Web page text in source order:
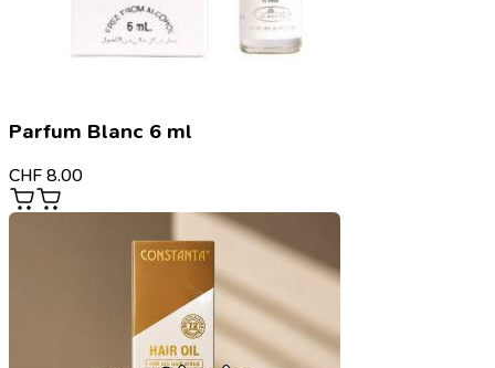
Parfum Blanc 6 ml
CHF 8.00